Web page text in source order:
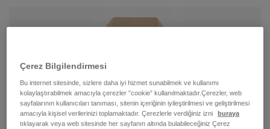
Çerez Bilgilendirmesi
Bu internet sitesinde, sizlere daha iyi hizmet sunabilmek ve kullanımı
kolaylaştırabilmek amacıyla çerezler ”cookie” kullanılmaktadır.Çerezler, web
sayfalarının kullanıcıları tanıması, sitenin içeriğinin iyileştirilmesi ve geliştirilmesi
amacıyla kişisel verilerinizi toplamaktadır. Çerezlerle verdiğiniz izni
buraya
tıklayarak veya web sitesinde her sayfanın altında bulabileceğiniz Çerez